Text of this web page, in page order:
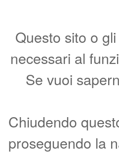
Questo sito o
necessari al
Se vuoi
Chiudendo
proseguendo la